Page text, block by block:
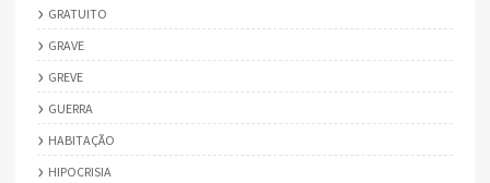
GRATUITO
GRAVE
GREVE
GUERRA
HABITAÇÃO
HIPOCRISIA